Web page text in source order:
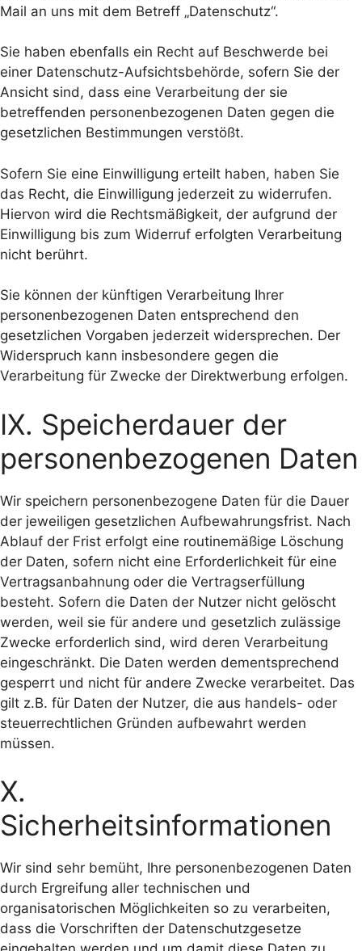
Mail an uns mit dem Betreff „Datenschutz“.
Sie haben ebenfalls ein Recht auf Beschwerde bei
einer Datenschutz-Aufsichtsbehörde, sofern Sie der
Ansicht sind, dass eine Verarbeitung der sie
betreffenden personenbezogenen Daten gegen die
gesetzlichen Bestimmungen verstößt.
Sofern Sie eine Einwilligung erteilt haben, haben Sie
das Recht, die Einwilligung jederzeit zu widerrufen.
Hiervon wird die Rechtsmäßigkeit, der aufgrund der
Einwilligung bis zum Widerruf erfolgten Verarbeitung
nicht berührt.
Sie können der künftigen Verarbeitung Ihrer
personenbezogenen Daten entsprechend den
gesetzlichen Vorgaben jederzeit widersprechen. Der
Widerspruch kann insbesondere gegen die
Verarbeitung für Zwecke der Direktwerbung erfolgen.
IX. Speicherdauer der
personenbezogenen Daten
Wir speichern personenbezogene Daten für die Dauer
der jeweiligen gesetzlichen Aufbewahrungsfrist. Nach
Ablauf der Frist erfolgt eine routinemäßige Löschung
der Daten, sofern nicht eine Erforderlichkeit für eine
Vertragsanbahnung oder die Vertragserfüllung
besteht. Sofern die Daten der Nutzer nicht gelöscht
werden, weil sie für andere und gesetzlich zulässige
Zwecke erforderlich sind, wird deren Verarbeitung
eingeschränkt. Die Daten werden dementsprechend
gesperrt und nicht für andere Zwecke verarbeitet. Das
gilt z.B. für Daten der Nutzer, die aus handels- oder
steuerrechtlichen Gründen aufbewahrt werden
müssen.
X.
Sicherheitsinformationen
Wir sind sehr bemüht, Ihre personenbezogenen Daten
durch Ergreifung aller technischen und
organisatorischen Möglichkeiten so zu verarbeiten,
dass die Vorschriften der Datenschutzgesetze